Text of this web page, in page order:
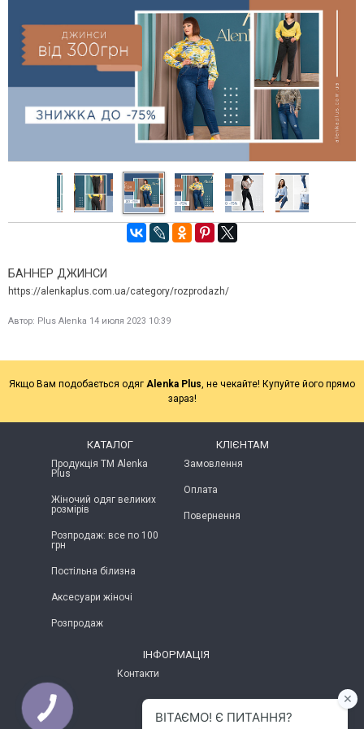
далі →
Читати далі →
БАННЕР ДЖИНСИ
https://alenkaplus.com.ua/category/rozprodazh/
Автор: Plus Alenka 14 июля 2023 10:39
Якщо Вам подобається одяг Alenka Plus, не чекайте! Купуйте його прямо
зараз!
КАТАЛОГ
Продукція ТМ Alenka
Plus
Жіночий одяг великих
розмірів
Розпродаж: все по 100
грн
Постільна білизна
Аксесуари жіночі
Розпродаж
КЛІЄНТАМ
Замовлення
Оплата
Повернення
ІНФОРМАЦІЯ
Контакти